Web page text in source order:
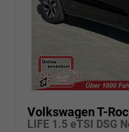
Volkswagen T-Roc